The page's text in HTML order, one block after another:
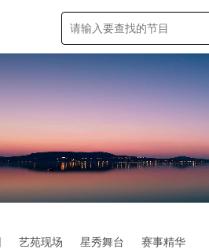
艺苑现场 星秀舞台 赛事精华